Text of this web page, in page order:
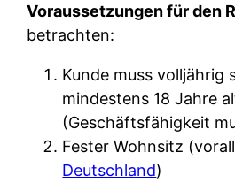
Voraussetzungen für den
betrachten:
Kunde muss volljährig
mindestens 18 Jahre
(Geschäftsfähigkeit
Fester Wohnsitz
Deutschland)